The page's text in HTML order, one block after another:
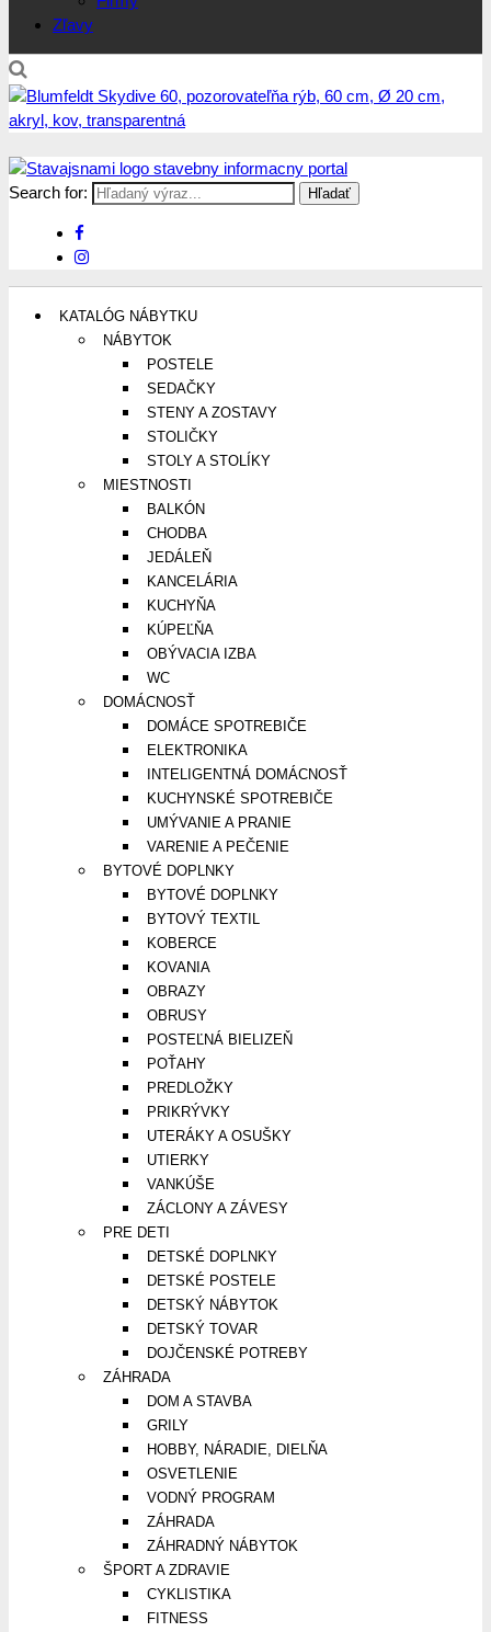
Zľavy
Stavajsnami.sk
Stavebníctvo, stavby, byty, domy a všetko o nich
Search for:
KATALÓG NÁBYTKU
NÁBYTOK
POSTELE
SEDAČKY
STENY A ZOSTAVY
STOLIČKY
STOLY A STOLÍKY
MIESTNOSTI
BALKÓN
CHODBA
JEDÁLEŇ
KANCELÁRIA
KUCHYŇA
KÚPEĽŇA
OBÝVACIA IZBA
WC
DOMÁCNOSŤ
DOMÁCE SPOTREBIČE
ELEKTRONIKA
INTELIGENTNÁ DOMÁCNOSŤ
KUCHYNSKÉ SPOTREBIČE
UMÝVANIE A PRANIE
VARENIE A PEČENIE
BYTOVÉ DOPLNKY
BYTOVÉ DOPLNKY
BYTOVÝ TEXTIL
KOBERCE
KOVANIA
OBRAZY
OBRUSY
POSTEĽNÁ BIELIZEŇ
POŤAHY
PREDLOŽKY
PRIKRÝVKY
UTERÁKY A OSUŠKY
UTIERKY
VANKÚŠE
ZÁCLONY A ZÁVESY
PRE DETI
DETSKÉ DOPLNKY
DETSKÉ POSTELE
DETSKÝ NÁBYTOK
DETSKÝ TOVAR
DOJČENSKÉ POTREBY
ZÁHRADA
DOM A STAVBA
GRILY
HOBBY, NÁRADIE, DIELŇA
OSVETLENIE
VODNÝ PROGRAM
ZÁHRADA
ZÁHRADNÝ NÁBYTOK
ŠPORT A ZDRAVIE
CYKLISTIKA
FITNESS